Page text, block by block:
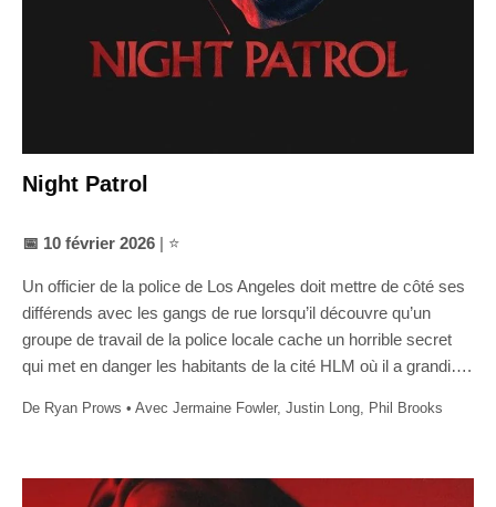
Night Patrol
📅 10 février 2026 | ⭐
Un officier de la police de Los Angeles doit mettre de côté ses
différends avec les gangs de rue lorsqu’il découvre qu’un
groupe de travail de la police locale cache un horrible secret
qui met en danger les habitants de la cité HLM où il a grandi….
De Ryan Prows • Avec Jermaine Fowler, Justin Long, Phil Brooks